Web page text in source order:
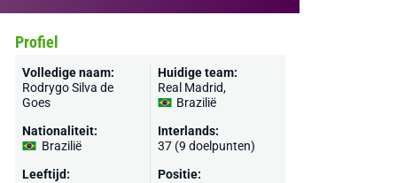
Profiel
Volledige naam:
Rodrygo Silva de
Goes
Nationaliteit:
Brazilië
Leeftijd:
Huidige team:
Real Madrid,
Brazilië
Interlands:
37 (9 doelpunten)
Positie: